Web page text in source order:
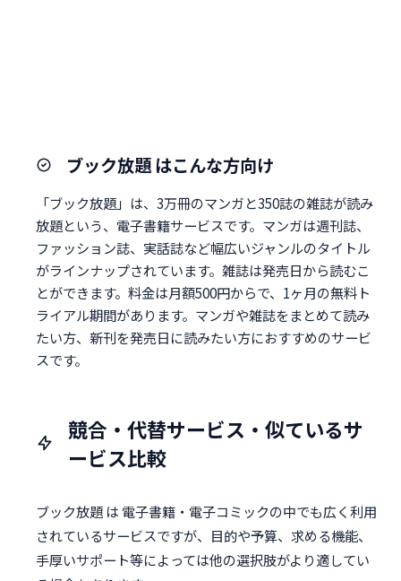
ブック放題 はこんな方向け
「ブック放題」は、3万冊のマンガと350誌の雑誌が読み
放題という、電子書籍サービスです。マンガは週刊誌、
ファッション誌、実話誌など幅広いジャンルのタイトル
がラインナップされています。雑誌は発売日から読むこ
とができます。料金は月額500円からで、1ヶ月の無料ト
ライアル期間があります。マンガや雑誌をまとめて読み
たい方、新刊を発売日に読みたい方におすすめのサービ
スです。
競合・代替サービス・似ているサ
ービス比較
ブック放題 は 電子書籍・電子コミックの中でも広く利用
されているサービスですが、目的や予算、求める機能、
手厚いサポート等によっては他の選択肢がより適してい